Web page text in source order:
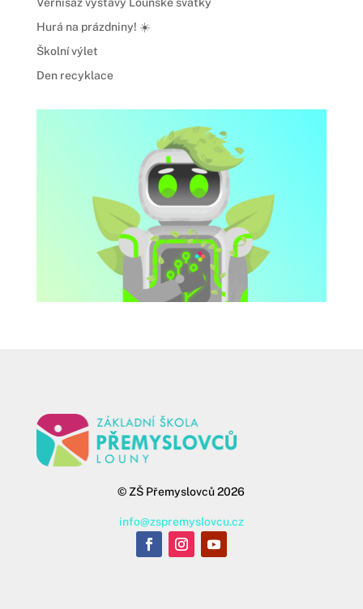
Vernisáž výstavy Lounské svátky
Hurá na prázdniny! ☀️
Školní výlet
Den recyklace
© ZŠ Přemyslovců 2026
info@zspremyslovcu.cz